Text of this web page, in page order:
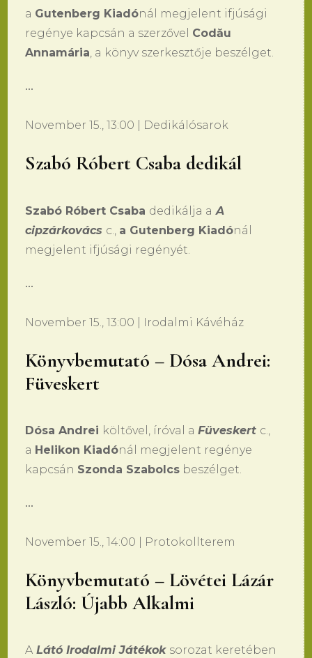
a Gutenberg Kiadónál megjelent ifjúsági
regénye kapcsán a szerzővel Codău
Annamária, a könyv szerkesztője beszélget.
•••
November 15., 13:00 | Dedikálósarok
Szabó Róbert Csaba dedikál
Szabó Róbert Csaba dedikálja a A
cipzárkovács c., a Gutenberg Kiadónál
megjelent ifjúsági regényét.
•••
November 15., 13:00 | Irodalmi Kávéház
Könyvbemutató – Dósa Andrei:
Füveskert
Dósa Andrei költővel, íróval aFüveskert c.,
a Helikon Kiadónál megjelent regénye
kapcsán Szonda Szabolcs beszélget.
•••
November 15., 14:00 | Protokollterem
Könyvbemutató – Lövétei Lázár
László: Újabb Alkalmi
A Látó Irodalmi Játékok sorozat keretében